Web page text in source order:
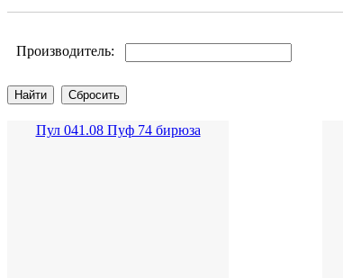
Производитель:
Пул 041.08 Пуф 74 бирюза